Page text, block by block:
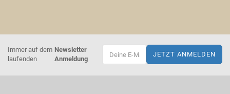
Immer auf dem
laufenden
Newsletter
Anmeldung